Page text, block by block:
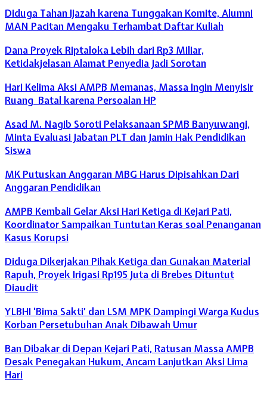
Diduga Tahan Ijazah karena Tunggakan Komite, Alumni
MAN Pacitan Mengaku Terhambat Daftar Kuliah
Dana Proyek Riptaloka Lebih dari Rp3 Miliar,
Ketidakjelasan Alamat Penyedia Jadi Sorotan
Hari Kelima Aksi AMPB Memanas, Massa Ingin Menyisir
Ruang Batal karena Persoalan HP
Asad M. Nagib Soroti Pelaksanaan SPMB Banyuwangi,
Minta Evaluasi Jabatan PLT dan Jamin Hak Pendidikan
Siswa
MK Putuskan Anggaran MBG Harus Dipisahkan Dari
Anggaran Pendidikan
AMPB Kembali Gelar Aksi Hari Ketiga di Kejari Pati,
Koordinator Sampaikan Tuntutan Keras soal Penanganan
Kasus Korupsi
Diduga Dikerjakan Pihak Ketiga dan Gunakan Material
Rapuh, Proyek Irigasi Rp195 Juta di Brebes Dituntut
Diaudit
YLBHI ‘Bima Sakti’ dan LSM MPK Dampingi Warga Kudus
Korban Persetubuhan Anak Dibawah Umur
Ban Dibakar di Depan Kejari Pati, Ratusan Massa AMPB
Desak Penegakan Hukum, Ancam Lanjutkan Aksi Lima
Hari